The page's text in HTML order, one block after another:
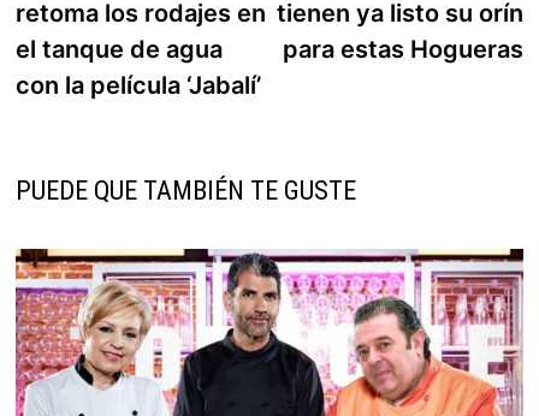
entradas
retoma los rodajes en
el tanque de agua
con la película ‘Jabalí’
tienen ya listo su orín
para estas Hogueras
PUEDE QUE TAMBIÉN TE GUSTE